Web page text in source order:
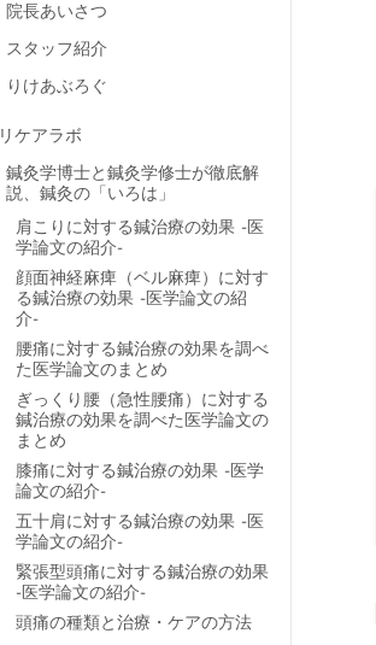
院長あいさつ
スタッフ紹介
りけあぶろぐ
リケアラボ
鍼灸学博士と鍼灸学修士が徹底解
説、鍼灸の「いろは」
肩こりに対する鍼治療の効果 -医
学論文の紹介-
顔面神経麻痺（ベル麻痺）に対す
る鍼治療の効果 -医学論文の紹
介-
腰痛に対する鍼治療の効果を調べ
た医学論文のまとめ
ぎっくり腰（急性腰痛）に対する
鍼治療の効果を調べた医学論文の
まとめ
膝痛に対する鍼治療の効果 -医学
論文の紹介-
五十肩に対する鍼治療の効果 -医
学論文の紹介-
緊張型頭痛に対する鍼治療の効果
-医学論文の紹介-
頭痛の種類と治療・ケアの方法